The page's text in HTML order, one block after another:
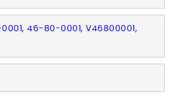
46-80-0001, V46800001,